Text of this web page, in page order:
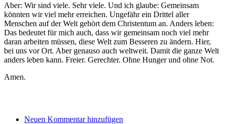
Aber: Wir sind viele. Sehr viele. Und ich glaube: Gemeinsam
könnten wir viel mehr erreichen. Ungefähr ein Drittel aller
Menschen auf der Welt gehört dem Christentum an. Anders leben:
Das bedeutet für mich auch, dass wir gemeinsam noch viel mehr
daran arbeiten müssen, diese Welt zum Besseren zu ändern. Hier,
bei uns vor Ort. Aber genauso auch weltweit. Damit die ganze Welt
anders leben kann. Freier. Gerechter. Ohne Hunger und ohne Not.
Amen.
Neuen Kommentar hinzufügen